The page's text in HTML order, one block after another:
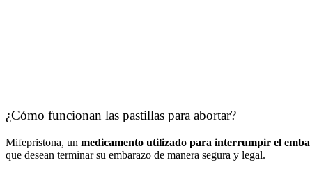
¿Cómo funcionan las pastillas para abortar?
Mifepristona, un medicamento utilizado para interrumpir el
que desean terminar su embarazo de manera segura y legal.